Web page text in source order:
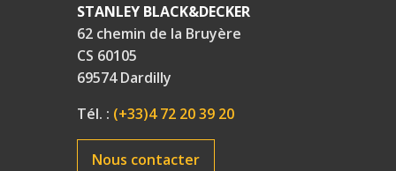
STANLEY BLACK&DECKER
62 chemin de la Bruyère
CS 60105
69574 Dardilly
Tél. : (+33)4 72 20 39 20
Nous contacter